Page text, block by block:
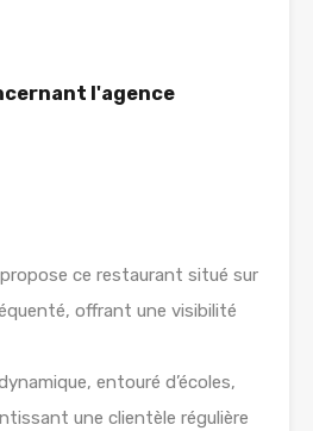
l'agence
ce restaurant situé sur
offrant une visibilité
entouré d’écoles,
une clientèle régulière